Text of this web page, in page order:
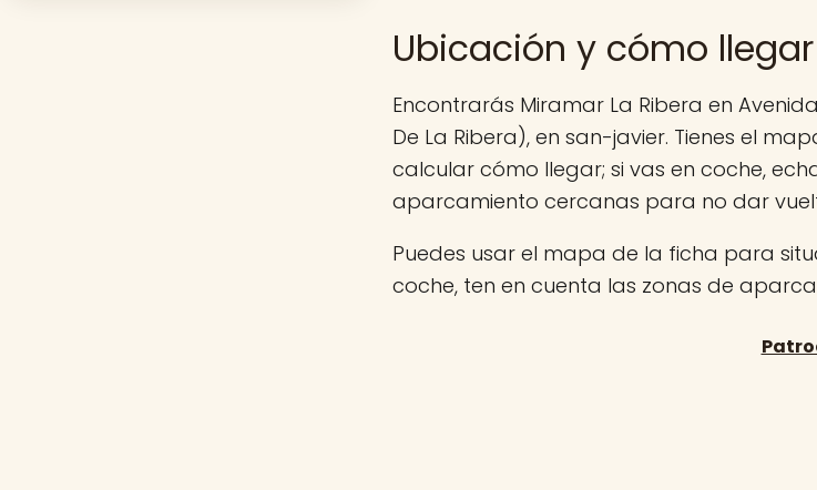
Ubicación y cómo llegar
Encontrarás Miramar La Ribera en
De La Ribera), en san-javier. Tienes el
calcular cómo llegar; si vas en coche,
aparcamiento cercanas para no dar
Puedes usar el mapa de la ficha para
coche, ten en cuenta las zonas de